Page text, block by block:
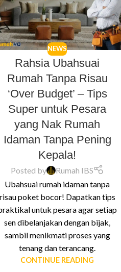
NEWS
Rahsia Ubahsuai
Rumah Tanpa Risau
‘Over Budget’ – Tips
Super untuk Pesara
yang Nak Rumah
Idaman Tanpa Pening
Kepala!
Posted by
Rumah IBS
Ubahsuai rumah idaman tanpa
risau poket bocor! Dapatkan tips
untuk pesara agar setiap
sen dibelanjakan dengan bijak,
sambil menikmati proses yang
tenang dan terancang.
CONTINUE READING